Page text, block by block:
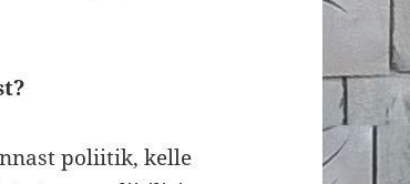
poliitik, kelle